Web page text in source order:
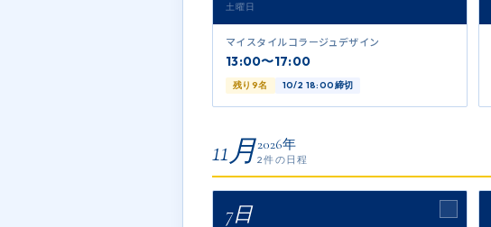
土曜日
マイスタイルコラージュデザイン
13:00〜17:00
残り9名 10/2 18:00締切
11月2026年
2件の日程
7日